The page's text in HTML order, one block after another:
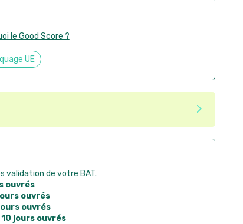
le Good Score ?
UE
vous pouvez passer commande en ligne sur
sécurisé par carte bancaire
sur facture après la commande
mandat administratif après la commande
validation de votre BAT.
ouvrés
ouvrés
ouvrés
10 jours ouvrés